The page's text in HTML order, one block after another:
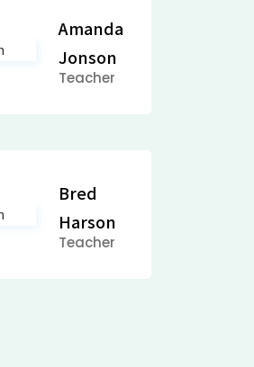
Amanda
Jonson
Teacher
Bred
Harson
Teacher